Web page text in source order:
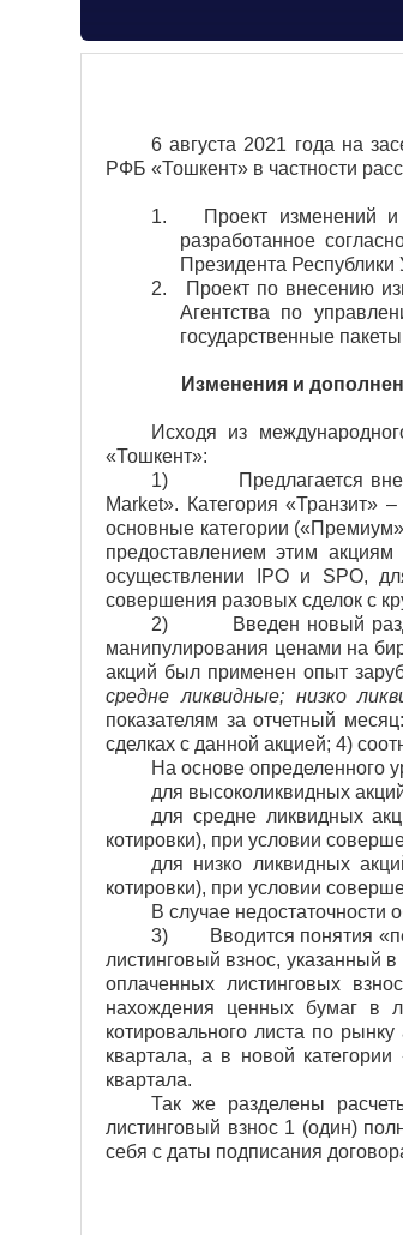
6 августа 2021 года на
РФБ «Тошкент» в частности
1.
Проект изменений
разработанное
Президента
2.
Проект по внесению
Агентства по
государственные
Изменения и
Исходя из
«Тошкент»:
1)
Предлагается
Market». Категория «Транзит»
основные категории
предоставлением этим
осуществлении IPO и SPO,
совершения разовых сделок с
2)
Введен новый
манипулирования ценами на
акций был применен опыт
средне ликвидные; низко
показателям за отчетный
сделках с данной акцией; 4)
На основе определенного
для высоколиквидных
для средне ликвидных
котировки), при условии
для низко ликвидных
котировки), при условии
В случае недостаточности
3)
Вводится понятия
листинговый взнос, указанный
оплаченных листинговых
нахождения ценных бумаг в
котировального листа по
квартала, а в новой
квартала.
Так же разделены
листинговый взнос 1 (один)
себя с даты подписания